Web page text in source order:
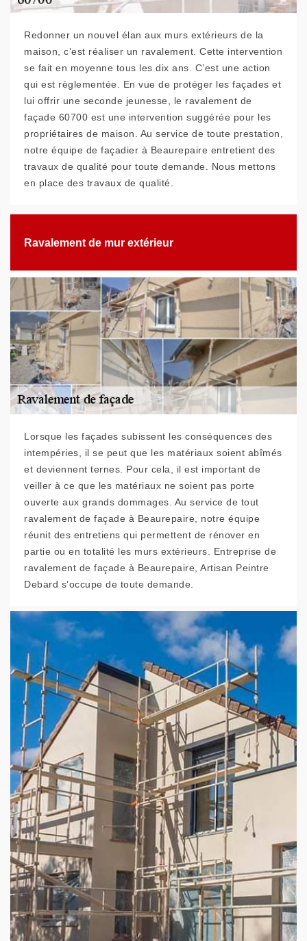
Redonner un nouvel élan aux murs extérieurs de la
maison, c’est réaliser un ravalement. Cette intervention
se fait en moyenne tous les dix ans. C’est une action
qui est règlementée. En vue de protéger les façades et
lui offrir une seconde jeunesse, le ravalement de
façade 60700 est une intervention suggérée pour les
propriétaires de maison. Au service de toute prestation,
notre équipe de façadier à Beaurepaire entretient des
travaux de qualité pour toute demande. Nous mettons
en place des travaux de qualité.
Ravalement de mur extérieur
Lorsque les façades subissent les conséquences des
intempéries, il se peut que les matériaux soient abîmés
et deviennent ternes. Pour cela, il est important de
veiller à ce que les matériaux ne soient pas porte
ouverte aux grands dommages. Au service de tout
ravalement de façade à Beaurepaire, notre équipe
réunit des entretiens qui permettent de rénover en
partie ou en totalité les murs extérieurs. Entreprise de
ravalement de façade à Beaurepaire, Artisan Peintre
Debard s’occupe de toute demande.